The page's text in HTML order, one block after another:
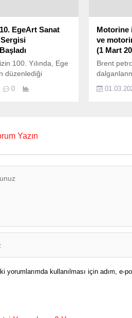
EgeArt Sanat
100. Yılında, Ege
düzenlediği
EgeArt Sanat
Bergama
gösterilecek sergi
da
İzmir genelinde ve
ve gündeme
0
Motorine
ve
(1 Mart
Brent
fiyatları da
ve
Yazın
yorumlarımda kullanılması için adım,